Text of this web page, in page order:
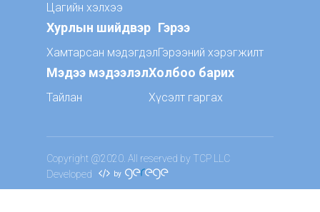
Цагийн хэлхээ
Хурлын шийдвэр
Хамтарсан мэдэгдэл
Гэрээ
Гэрээний хэрэгжилт
Мэдээ мэдээлэл
Тайлан
Холбоо барих
Хүсэлт гаргах
Copyright @2020. All reserved by TCP LLC
Developed
by